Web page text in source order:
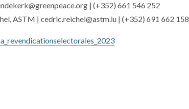
| (+352) 661 546 252
ASTM | cedric.reichel@astm.lu | (+352) 691 662 158